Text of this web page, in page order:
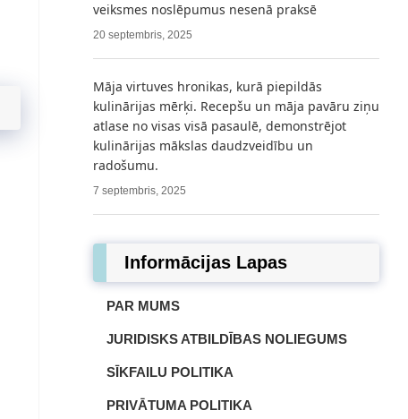
veiksmes noslēpumus nesenā praksē
20 septembris, 2025
Māja virtuves hronikas, kurā piepildās
kulinārijas mērķi. Recepšu un māja pavāru ziņu
atlase no visas visā pasaulē, demonstrējot
kulinārijas mākslas daudzveidību un
radošumu.
7 septembris, 2025
Informācijas Lapas
PAR MUMS
JURIDISKS ATBILDĪBAS NOLIEGUMS
SĪKFAILU POLITIKA
PRIVĀTUMA POLITIKA